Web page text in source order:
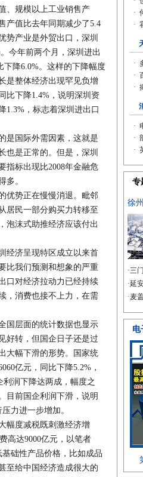
、规模以上工业销售产
产值比去年同期减少了5.4
势产业是外贸出口，深圳
今年前两个月，深圳进出
下降6.0%。这样的下降幅度
是整体经济出现罕见负增
比下降1.4%，说明深圳资
1.3%，标志着深圳进出口
国际外需因素，这就是
也是正常的。但是，深圳
指标出现比2008年金融危
多。
势正在慢慢消退。毗邻
居民一部分购买力转移至
泡沫式助推经济应该付出
济呈现特区成立以来首
比我们预测和想象的严重
口对经济拉动力已经持续
，消费也接不上力，在需
层面的统计数据也显示
好转，但国企日子还是过
大幅下滑的形势。国家统
亿元，同比下降5.2%，
利润下降达两成，幅度之
目前国企利润下滑，说明
力进一步增加。
幅度减税既刺激经济增
高达9000亿元，以笔者
础性产品价格，比如成品
至给中国经济造成很大的